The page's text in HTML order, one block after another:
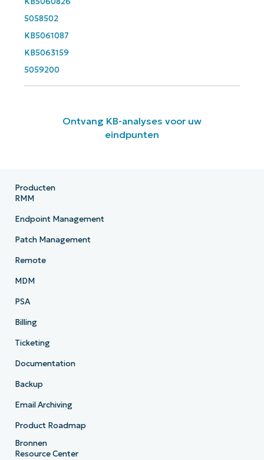
5058502
KB5061087
KB5063159
5059200
Ontvang KB-analyses voor uw
eindpunten
Producten
RMM
Endpoint Management
Patch Management
Remote
MDM
PSA
Billing
Ticketing
Documentation
Backup
Email Archiving
Product Roadmap
Bronnen
Resource Center